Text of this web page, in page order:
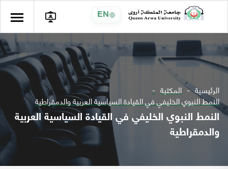
EN
الرئيسية المكتبة
النمط النبوي الخليفي في القيادة السياسية العربية والدمقراطية
النمط النبوي الخليفي في القيادة السياسية العربية
والدمقراطية